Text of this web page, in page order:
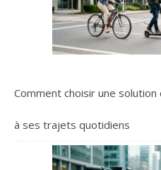
Comment choisir une
à ses trajets quotidiens